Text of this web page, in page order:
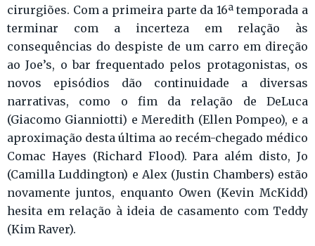
cirurgiões. Com a primeira parte da 16ª temporada a
terminar com a incerteza em relação às
consequências do despiste de um carro em direção
ao Joe’s, o bar frequentado pelos protagonistas, os
novos episódios dão continuidade a diversas
narrativas, como o fim da relação de DeLuca
(Giacomo Gianniotti) e Meredith (Ellen Pompeo), e a
aproximação desta última ao recém-chegado médico
Comac Hayes (Richard Flood). Para além disto, Jo
(Camilla Luddington) e Alex (Justin Chambers) estão
novamente juntos, enquanto Owen (Kevin McKidd)
hesita em relação à ideia de casamento com Teddy
(Kim Raver).